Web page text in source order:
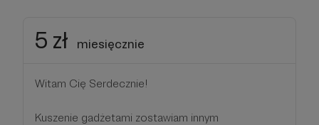
5 zł miesięcznie
Witam Cię Serdecznie!
Kuszenie gadżetami zostawiam innym